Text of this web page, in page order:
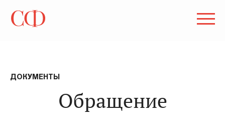
ДОКУМЕНТЫ
Обращение